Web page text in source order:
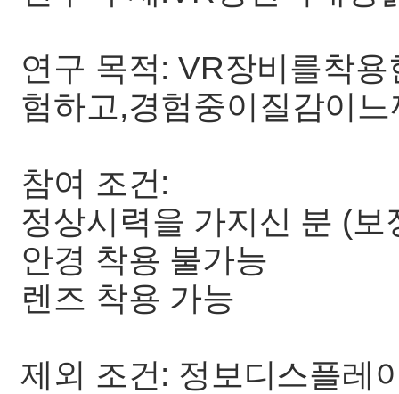
연구 목적: VR장비를착
험하고,경험중이질감이
참여 조건:
정상시력을 가지신 분 (보
안경 착용 불가능
렌즈 착용 가능
제외 조건: 정보디스플레